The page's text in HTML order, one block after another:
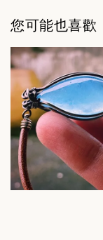
您可能也喜歡